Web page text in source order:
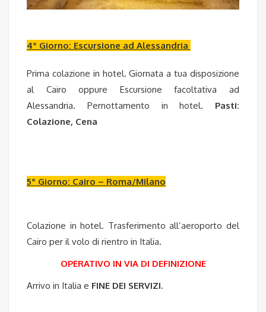
4° Giorno: Escursione ad Alessandria
Prima colazione in hotel. Giornata a tua disposizione
al Cairo oppure Escursione facoltativa ad
Alessandria. Pernottamento in hotel. Pasti:
Colazione, Cena
5° Giorno: Cairo – Roma/Milano
Colazione in hotel. Trasferimento all’aeroporto del
Cairo per il volo di rientro in Italia.
OPERATIVO IN VIA DI DEFINIZIONE
Arrivo in Italia e FINE DEI SERVIZI.